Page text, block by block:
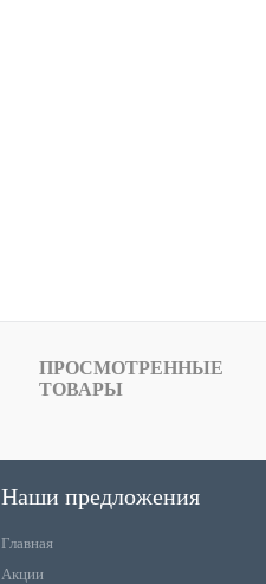
ПРОСМОТРЕННЫЕ
ТОВАРЫ
Наши предложения
Главная
Акции